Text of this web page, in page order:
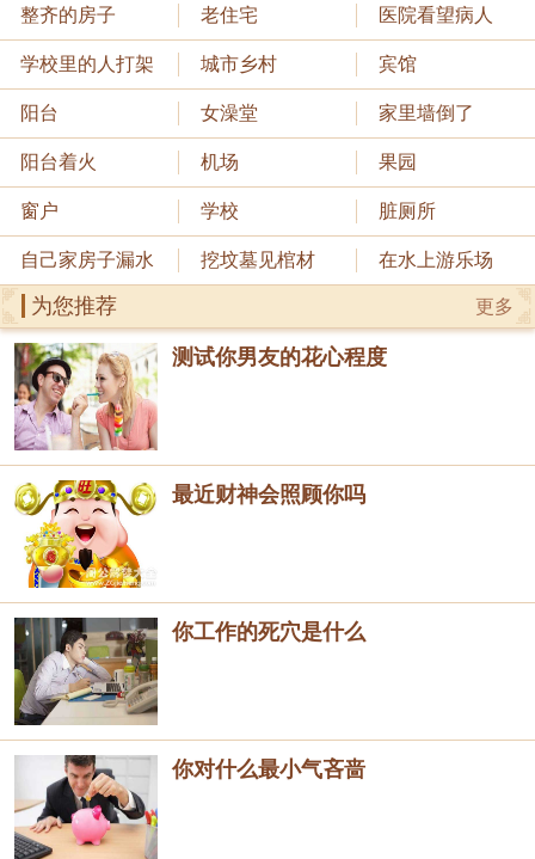
整齐的房子 老住宅 医院看望病人
学校里的人打架 城市乡村 宾馆
阳台 女澡堂 家里墙倒了
阳台着火 机场 果园
窗户 学校 脏厕所
自己家房子漏水 挖坟墓见棺材 在水上游乐场
更多
为您推荐
测试你男友的花心程度
最近财神会照顾你吗
你工作的死穴是什么
你对什么最小气吝啬